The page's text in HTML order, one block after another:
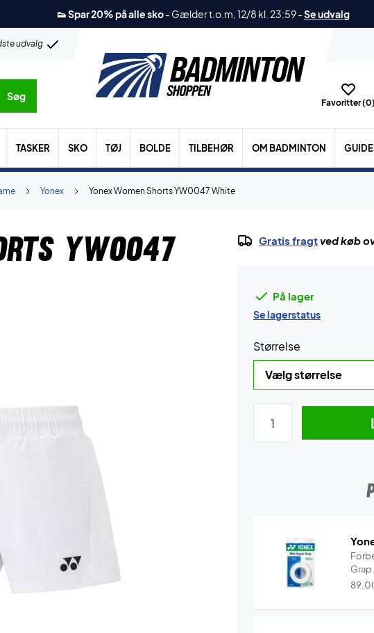
👟 Spar 20% på alle sko- Gælder t.o.m, 12/8 kl. 23:59-Se udvalg
udvalg
Søg
Favoritter (0)
TASKER SKO TØJ BOLDE TILBEHØR OM BADMINTON
Yonex Women Shorts YW0047 White
Yonex
YW0047
Gratis fragtved køb
På lager
Se lagerstatus
Størrelse